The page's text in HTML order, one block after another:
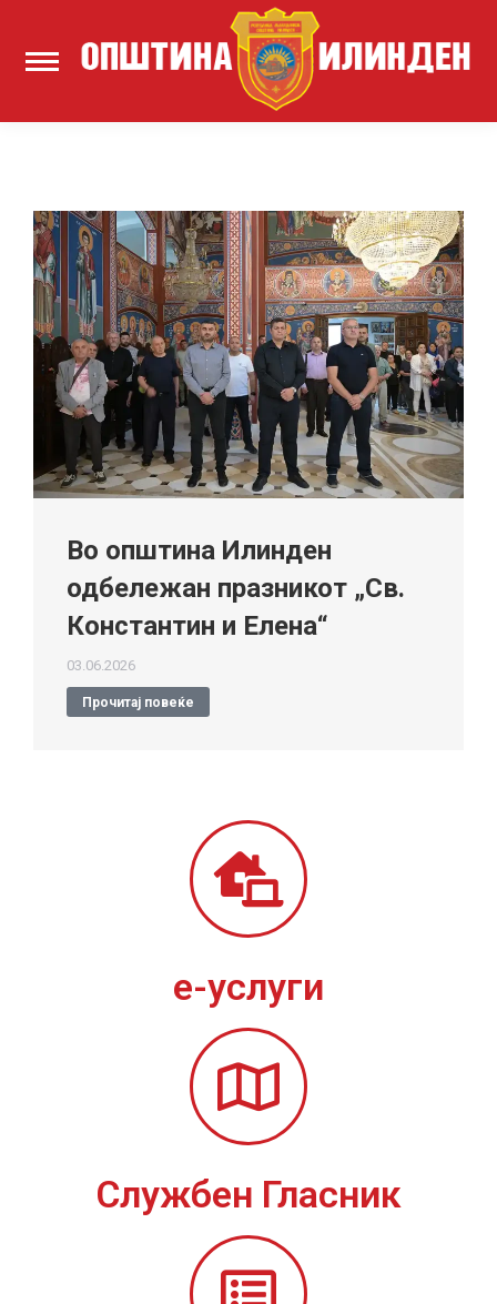
Во општина Илинден
одбележан празникот „Св.
Константин и Елена“
03.06.2026
Прочитај повеќе
е-услуги
Службен Гласник